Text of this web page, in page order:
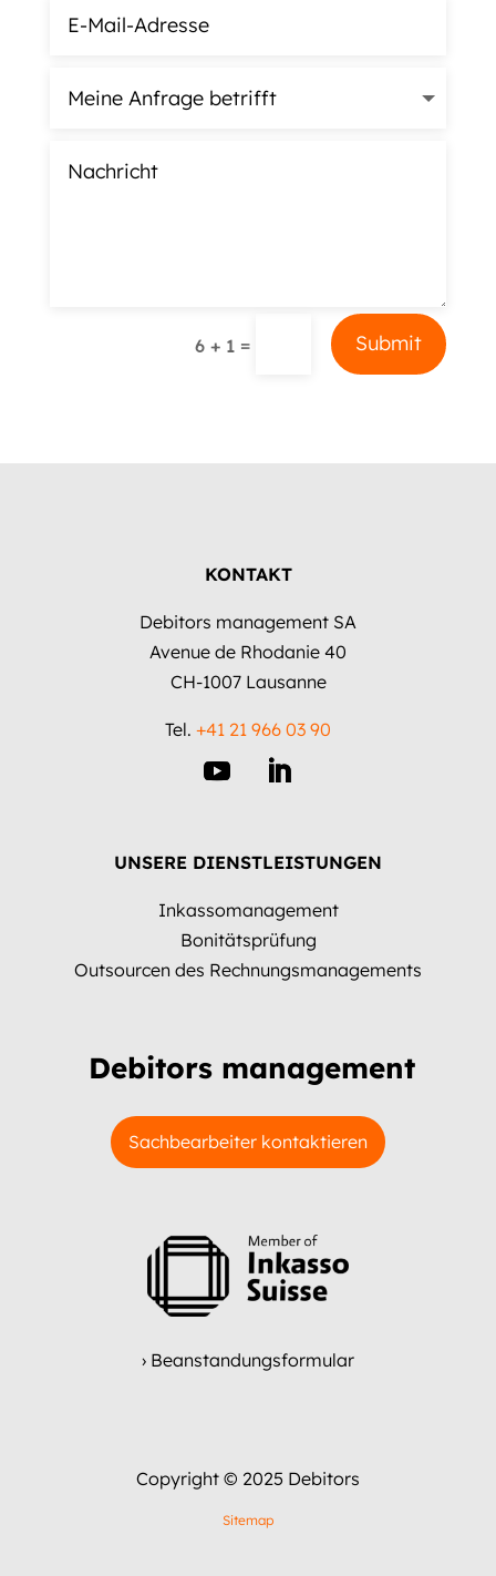
6 + 1 = Submit
KONTAKT
Debitors management SA
Avenue de Rhodanie 40
CH-1007 Lausanne
Tel. +41 21 966 03 90
UNSERE DIENSTLEISTUNGEN
Inkassomanagement
Bonitätsprüfung
Outsourcen des Rechnungsmanagements
Debitors management
Sachbearbeiter kontaktieren
› Beanstandungsformular
Copyright © 2025 Debitors
Sitemap